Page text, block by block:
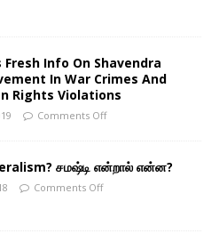
Fresh Info On Shavendra
In War Crimes And
Rights Violations
Comments Off
சமஷ்டி என்றால் என்ன?
Comments Off